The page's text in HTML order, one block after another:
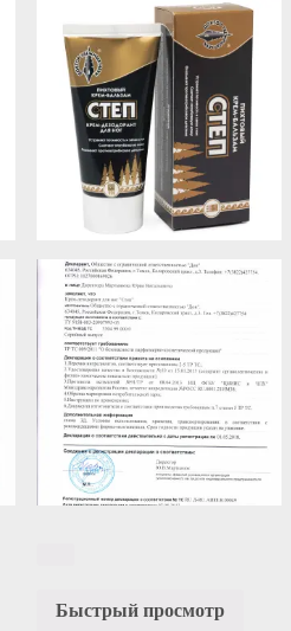
Быстрый просмотр